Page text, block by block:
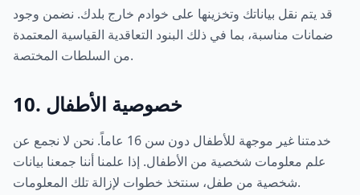
قد يتم نقل بياناتك وتخزينها على خوادم خارج بلدك. نضمن وجود
ضمانات مناسبة، بما في ذلك البنود التعاقدية القياسية المعتمدة
من السلطات المختصة.
10. خصوصية الأطفال
خدمتنا غير موجهة للأطفال دون سن 16 عاماً. نحن لا نجمع عن
علم معلومات شخصية من الأطفال. إذا علمنا أننا جمعنا بيانات
شخصية من طفل، سنتخذ خطوات لإزالة تلك المعلومات.